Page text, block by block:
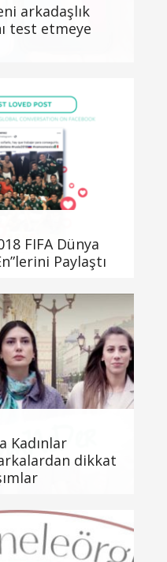
arkadaşlık
test etmeye
FIFA Dünya
Paylaştı
Kadınlar
dikkat